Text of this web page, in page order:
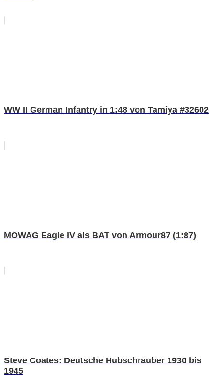
WW II German Infantry in 1:48 von Tamiya #32602
MOWAG Eagle IV als BAT von Armour87 (1:87)
Steve Coates: Deutsche Hubschrauber 1930 bis
1945